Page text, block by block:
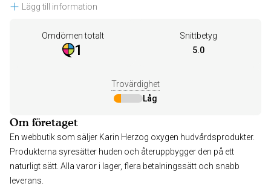
Lägg till information
Omdömen totalt
1
Snittbetyg
5.0
Trovärdighet
Låg
Om företaget
En webbutik som säljer Karin Herzog oxygen hudvårdsprodukter.
Produkterna syresätter huden och återuppbygger den på ett
naturligt sätt. Alla varor i lager, flera betalningssätt och snabb
leverans.